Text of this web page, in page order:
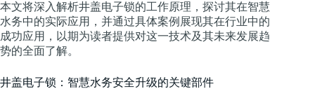
本文将深入解析井盖电子锁的工作原理，探讨其在智慧
水务中的实际应用，并通过具体案例展现其在行业中的
成功应用，以期为读者提供对这一技术及其未来发展趋
势的全面了解。
井盖电子锁：智慧水务安全升级的关键部件